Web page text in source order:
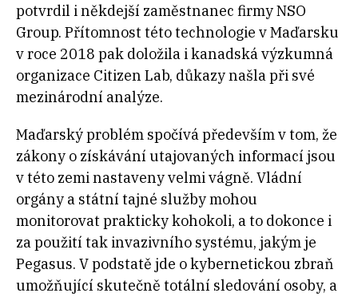
potvrdil i někdejší zaměstnanec firmy NSO
Group. Přítomnost této technologie v Maďarsku
v roce 2018 pak doložila i kanadská výzkumná
organizace Citizen Lab, důkazy našla při své
mezinárodní analýze.
Maďarský problém spočívá především v tom, že
zákony o získávání utajovaných informací jsou
v této zemi nastaveny velmi vágně. Vládní
orgány a státní tajné služby mohou
monitorovat prakticky kohokoli, a to dokonce i
za použití tak invazivního systému, jakým je
Pegasus. V podstatě jde o kybernetickou zbraň
umožňující skutečně totální sledování osoby, a